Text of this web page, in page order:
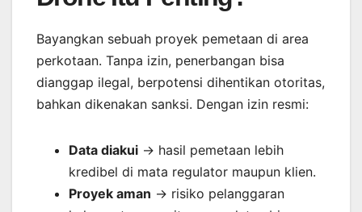
Bayangkan sebuah proyek pemetaan di area
perkotaan. Tanpa izin, penerbangan bisa
dianggap ilegal, berpotensi dihentikan otoritas,
bahkan dikenakan sanksi. Dengan izin resmi:
Data diakui → hasil pemetaan lebih
kredibel di mata regulator maupun klien.
Proyek aman → risiko pelanggaran